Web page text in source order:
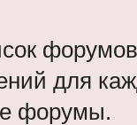
для
форумы.